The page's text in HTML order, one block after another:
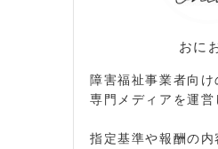
おに
障害福祉事業者向
専門メディアを運営
指定基準や報酬の内